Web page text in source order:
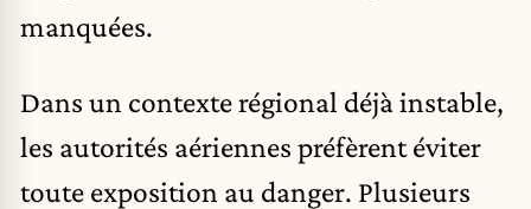
manquées.
Dans un contexte régional déjà instable,
les autorités aériennes préfèrent éviter
toute exposition au danger. Plusieurs